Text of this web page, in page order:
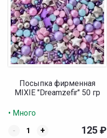
Посыпка фирменная
MIXIE "Dreamzefir" 50 гр
• Много
-
+ 125 ₽